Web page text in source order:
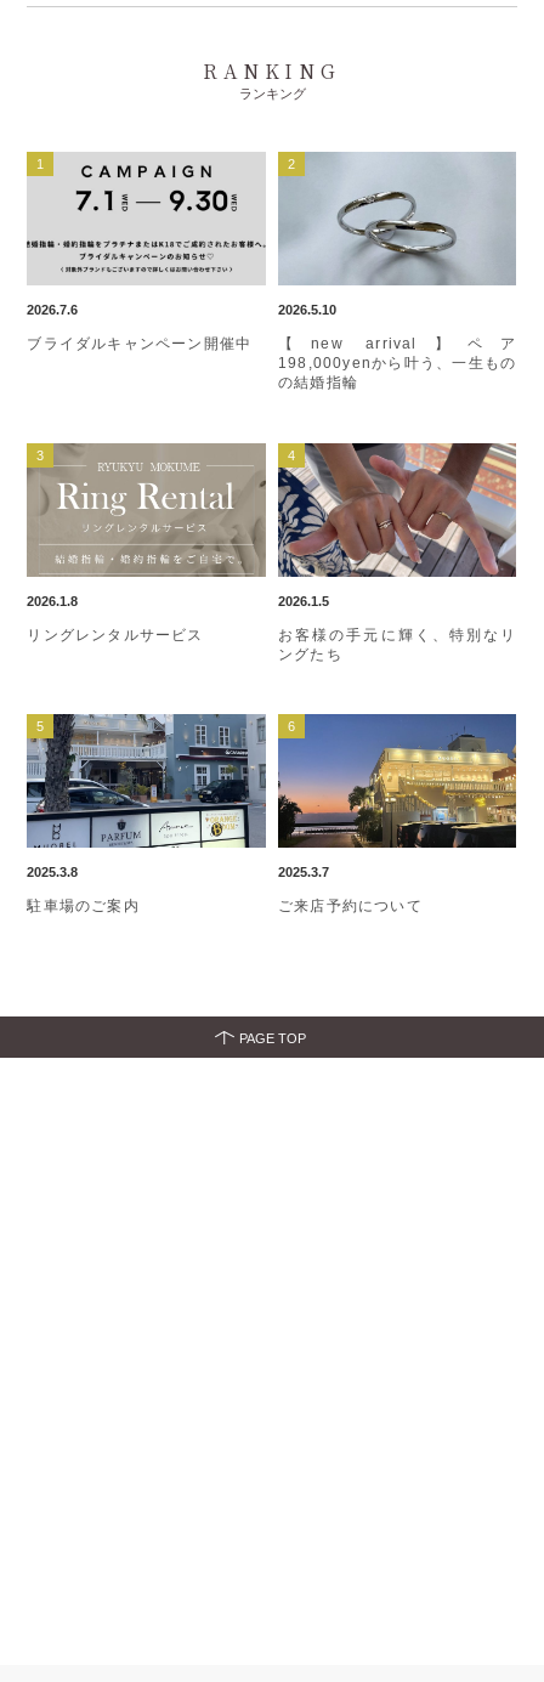
RANKING
ランキング
2026.7.6
ブライダルキャンペーン開催中
2026.5.10
【new arrival】ペア
198,000yenから叶う、一生もの
の結婚指輪
2026.1.8
リングレンタルサービス
2026.1.5
お客様の手元に輝く、特別なリ
ングたち
2025.3.8
駐車場のご案内
2025.3.7
ご来店予約について
PAGE TOP